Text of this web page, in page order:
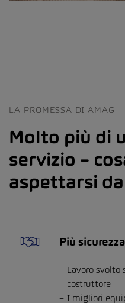
LA PROMESSA DI AMAG
Molto più di
servizio –
aspettarsi
Più sicurezza
Lavoro svolto
costruttore
I migliori